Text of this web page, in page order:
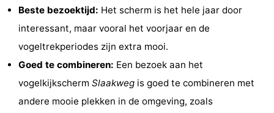
Schouwen-
Renesse
Beste bezoektijd: Het scherm is het hele jaar door
interessant, maar vooral het voorjaar en de
vogeltrekperiodes zijn extra mooi.
Goed te combineren: Een bezoek aan het
vogelkijkscherm Slaakweg is goed te combineren met
andere mooie plekken in de omgeving, zoals